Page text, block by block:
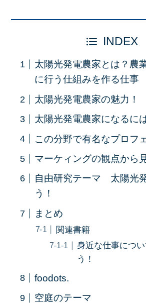
INDEX
太陽光発電農家とは？農
に行う仕組みを作る仕事
太陽光発電農家の魅力！
太陽光発電農家になるに
この分野で有名なプロフ
マーケィングの観点から
自由研究テーマ 太陽光
う！
まとめ
関連書籍
身近な仕事につ
う！
foodots.
空庭のテーマ